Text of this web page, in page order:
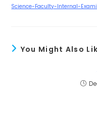
Science-Faculty-Internal-
You Might Also